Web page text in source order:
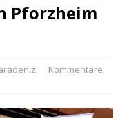
Pforzheim
Kommentare